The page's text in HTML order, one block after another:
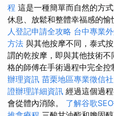
程 這是一種簡單而自然的方
休息、放鬆和整體幸福感的愉
人登記申請全攻略 台中專業
方法 與其他按摩不同，泰式
謂的乾按摩，即與其他技術
格的師傅在手術過程中完全控
辦理資訊 苗栗地區專業徵信社
證辦理詳細資訊 經過這個過
會從體內消除。 了解谷歌